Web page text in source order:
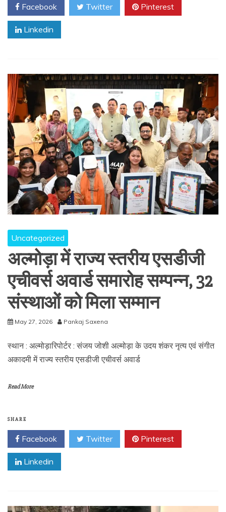
Facebook Twitter Pinterest
Linkedin
Uncategorized
अल्मोड़ा में राज्य स्तरीय एसडीजी
एचीवर्स अवार्ड समारोह सम्पन्न, 32
संस्थाओं को मिला सम्मान
May 27, 2026 Pankaj Saxena
स्थान : अल्मोड़ारिपोर्टर : संजय जोशी अल्मोड़ा के उदय शंकर नृत्य एवं संगीत
अकादमी में राज्य स्तरीय एसडीजी एचीवर्स अवार्ड
Read More
SHARE
Facebook Twitter Pinterest
Linkedin